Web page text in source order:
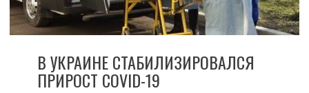
В УКРАИНЕ СТАБИЛИЗИРОВАЛСЯ
ПРИРОСТ COVID-19